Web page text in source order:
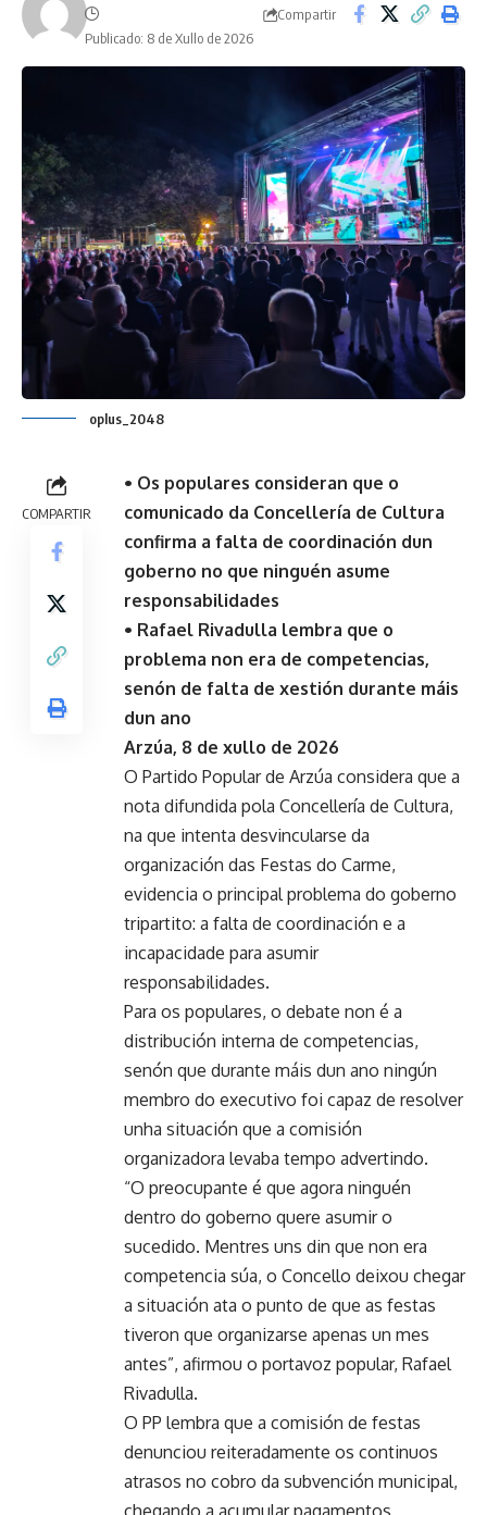
Publicado: 8 de Xullo de 2026
Compartir
oplus_2048
COMPARTIR
• Os populares consideran que o
comunicado da Concellería de Cultura
confirma a falta de coordinación dun
goberno no que ninguén asume
responsabilidades
• Rafael Rivadulla lembra que o
problema non era de competencias,
senón de falta de xestión durante máis
dun ano
Arzúa, 8 de xullo de 2026
O Partido Popular de Arzúa considera que a
nota difundida pola Concellería de Cultura,
na que intenta desvincularse da
organización das Festas do Carme,
evidencia o principal problema do goberno
tripartito: a falta de coordinación e a
incapacidade para asumir
responsabilidades.
Para os populares, o debate non é a
distribución interna de competencias,
senón que durante máis dun ano ningún
membro do executivo foi capaz de resolver
unha situación que a comisión
organizadora levaba tempo advertindo.
“O preocupante é que agora ninguén
dentro do goberno quere asumir o
sucedido. Mentres uns din que non era
competencia súa, o Concello deixou chegar
a situación ata o punto de que as festas
tiveron que organizarse apenas un mes
antes”, afirmou o portavoz popular, Rafael
Rivadulla.
O PP lembra que a comisión de festas
denunciou reiteradamente os continuos
atrasos no cobro da subvención municipal,
chegando a acumular pagamentos